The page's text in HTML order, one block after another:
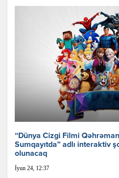
“Dünya Cizgi Filmi
Sumqayıtda” adlı interaktiv
olunacaq
İyun 24, 12:37